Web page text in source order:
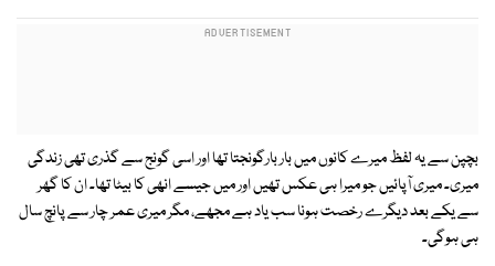
بچپن سے یہ لفظ میرے کانوں میں بار بارگونجتا تھا اور اسی گونج سے گذری تھی زندگی
میری۔ میری آپائیں جو میرا ہی عکس تھیں اور میں جیسے انھی کا بیٹا تھا۔ ان کا گھر
سے یکے بعد دیگرے رخصت ہونا سب یاد ہے مجھے، مگر میری عمر چار سے پانچ سال
ہی ہوگی۔